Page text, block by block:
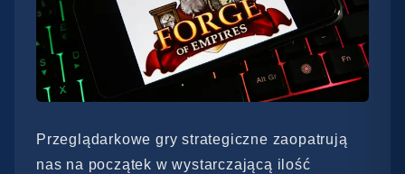
Przeglądarkowe gry strategiczne zaopatrują
nas na początek w wystarczającą ilość